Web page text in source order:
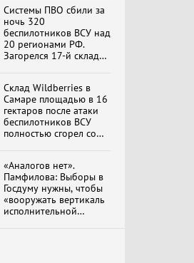
«Изменимся или
вымрем»
К ГРАЖДАНАМ
Г.А. Зюганова,
Председателя ЦК
КПРФ Руководителя
фракции КПРФ в
Государственной Думе
РФ (28.07.2026)
Документальный
фильм "Империализм и
Бить смелее!
В.Баранец, В.Дандыкин,
Системы ПВО сбили за
ночь 320
беспилотников ВСУ над
20 регионами РФ.
Загорелся 17-й склад
года
обновлено
Склад Wildberries в
Самаре площадью в 16
гектаров после атаки
беспилотников ВСУ
полностью сгорел со
«Аналогов нет».
Памфилова: Выборы в
Госдуму нужны, чтобы
«вооружать вертикаль
исполнительной